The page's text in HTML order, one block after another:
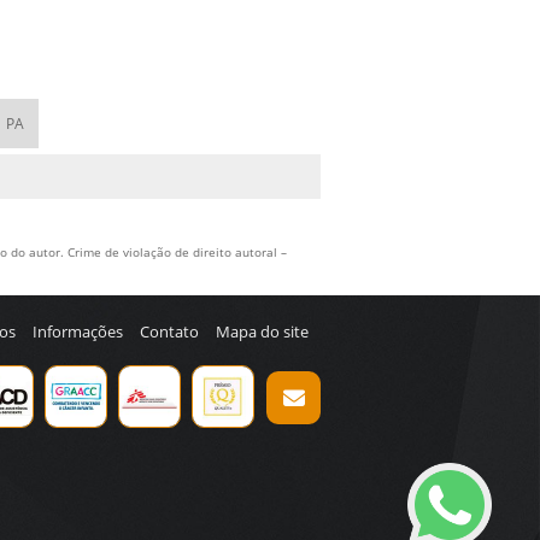
PA
do autor. Crime de violação de direito autoral –
Informações Contato Mapa do site